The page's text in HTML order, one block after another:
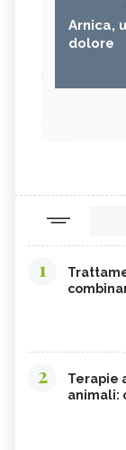
Arnica,
dolore
1
2
Terapie
animali: